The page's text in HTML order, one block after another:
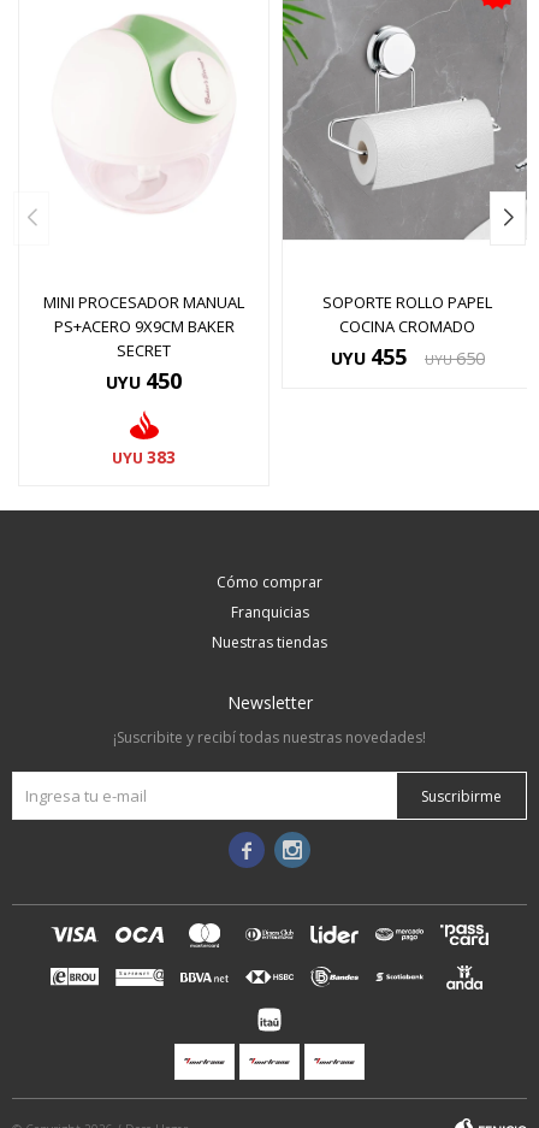
MINI PROCESADOR MANUAL
PS+ACERO 9X9CM BAKER
SECRET
UYU 450
UYU 383
SOPORTE ROLLO PAPEL
COCINA CROMADO
UYU 455 UYU 650
Cómo comprar
Franquicias
Nuestras tiendas
Newsletter
¡Suscribite y recibí todas nuestras novedades!
Suscribirme
 